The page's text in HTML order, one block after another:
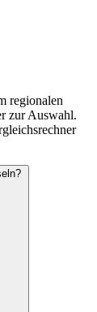
regionalen
zur Auswahl.